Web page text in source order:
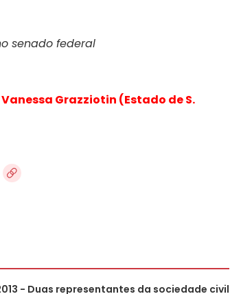
senado federal
Grazziotin (Estado de S.
- Duas representantes da sociedade civil